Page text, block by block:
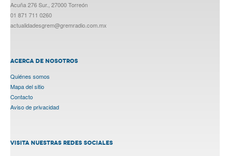
Acuña 276 Sur., 27000 Torreón
01 871 711 0260
actualidadesgrem@gremradio.com.mx
ACERCA DE NOSOTROS
Quiénes somos
Mapa del sitio
Contacto
Aviso de privacidad
VISITA NUESTRAS REDES SOCIALES